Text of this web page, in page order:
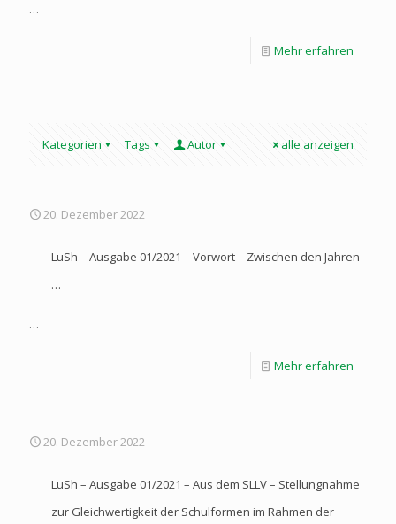
…
Mehr erfahren
Kategorien Tags Autor alle anzeigen
20. Dezember 2022
LuSh – Ausgabe 01/2021 – Vorwort – Zwischen den Jahren
…
…
Mehr erfahren
20. Dezember 2022
LuSh – Ausgabe 01/2021 – Aus dem SLLV – Stellungnahme
zur Gleichwertigkeit der Schulformen im Rahmen der